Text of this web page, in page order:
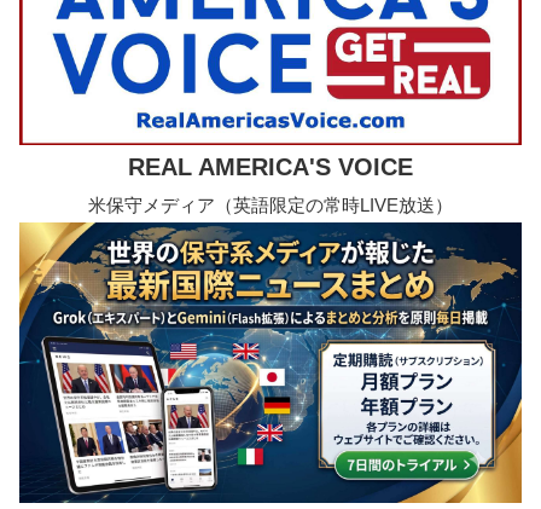
REAL AMERICA'S VOICE
米保守メディア（英語限定の常時LIVE放送）